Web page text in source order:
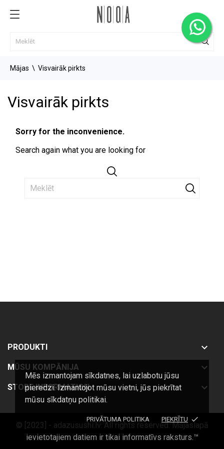
Mēs izmantojam sīkdatnes, lai uzlabotu jūsu
pieredzi. Izmantojot mūsu vietni, jūs piekrītat
mūsu sīkdatņu politikai.
PRIVĀTUMA POLITIKA PIEKRĪTU done
Mājas Visvairāk pirkts
Visvairāk pirkts
Sorry for the inconvenience.
Search again what you are looking for
PRODUKTI 
MŪSU KOMPĀNIJA 
STORE INFORMATION 
© [2023] - adazusushi.lv. All rights reserved. Mājaslapā
ievietotajiem datiem ir tikai informatīvs raksturs.™